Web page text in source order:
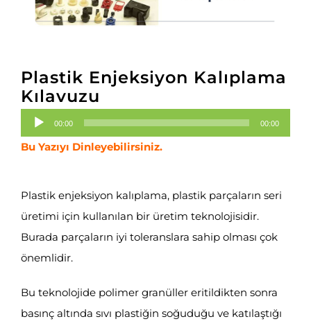
Plastik Enjeksiyon Kalıplama
Kılavuzu
Ses
oynatıcı
00:00 00:00
Bu Yazıyı Dinleyebilirsiniz.
Plastik enjeksiyon kalıplama, plastik parçaların seri
üretimi için kullanılan bir üretim teknolojisidir.
Burada parçaların iyi toleranslara sahip olması çok
önemlidir.
Bu teknolojide polimer granüller eritildikten sonra
basınç altında sıvı plastiğin soğuduğu ve katılaştığı